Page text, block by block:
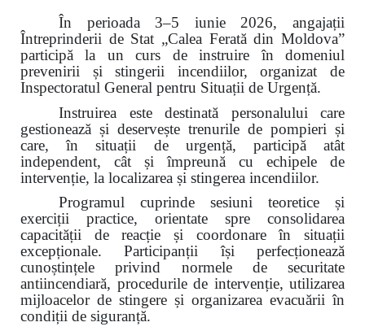
În perioada 3–5 iunie 2026, angajații
Întreprinderii de Stat „Calea Ferată din Moldova”
participă la un curs de instruire în domeniul
prevenirii și stingerii incendiilor, organizat de
Inspectoratul General pentru Situații de Urgență.
Instruirea este destinată personalului care
gestionează și deservește trenurile de pompieri și
care, în situații de urgență, participă atât
independent, cât și împreună cu echipele de
intervenție, la localizarea și stingerea incendiilor.
Programul cuprinde sesiuni teoretice și
exerciții practice, orientate spre consolidarea
capacității de reacție și coordonare în situații
excepționale. Participanții își perfecționează
cunoștințele privind normele de securitate
antiincendiară, procedurile de intervenție, utilizarea
mijloacelor de stingere și organizarea evacuării în
condiții de siguranță.